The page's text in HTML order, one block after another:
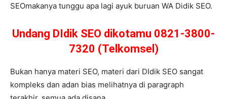
SEOmakanya tunggu apa lagi ayuk buruan WA Didik SEO.
Undang DIdik SEO dikotamu 0821-3800-
7320 (Telkomsel)
Bukan hanya materi SEO, materi dari DIdik SEO sangat
kompleks dan adan bias melihatnya di paragraph